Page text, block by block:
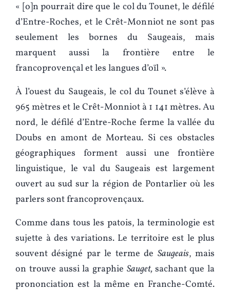
« [o]n pourrait dire que le col du Tounet, le défilé
d’Entre-Roches, et le Crêt-Monniot ne sont pas
seulement les bornes du Saugeais, mais
marquent aussi la frontière entre le
francoprovençal et les langues d’oïl ».
À l’ouest du Saugeais, le col du Tounet s’élève à
965 mètres et le Crêt-Monniot à 1 141 mètres. Au
nord, le défilé d’Entre-Roche ferme la vallée du
Doubs en amont de Morteau. Si ces obstacles
géographiques forment aussi une frontière
linguistique, le val du Saugeais est largement
ouvert au sud sur la région de Pontarlier où les
parlers sont francoprovençaux.
Comme dans tous les patois, la terminologie est
sujette à des variations. Le territoire est le plus
souvent désigné par le terme de Saugeais, mais
on trouve aussi la graphie Sauget, sachant que la
prononciation est la même en Franche-Comté.